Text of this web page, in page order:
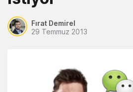
Fırat Demirel
29 Temmuz 2013